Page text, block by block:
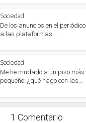
Sociedad
De los anuncios en el periódico
a las plataformas...
Sociedad
Me he mudado a un piso más
pequeño: ¿qué hago con las...
1 Comentario